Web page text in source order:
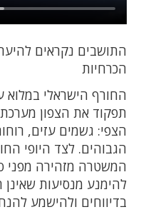
התושבים נקראים
הכרחיות
תפקוד את הצפון מערכת
הצפי: גשמים עזים,
הגבוהים. לצד היופי
המשטרה מזהירה מפני
להימנע מנסיעות
בדיווחים ולהישמע